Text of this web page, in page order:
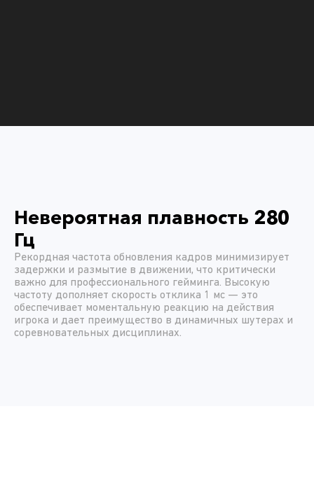
Невероятная плавность 280
Гц
Рекордная частота обновления кадров минимизирует
задержки и размытие в движении, что критически
важно для профессионального гейминга. Высокую
частоту дополняет скорость отклика 1 мс — это
обеспечивает моментальную реакцию на действия
игрока и дает преимущество в динамичных шутерах и
соревновательных дисциплинах.